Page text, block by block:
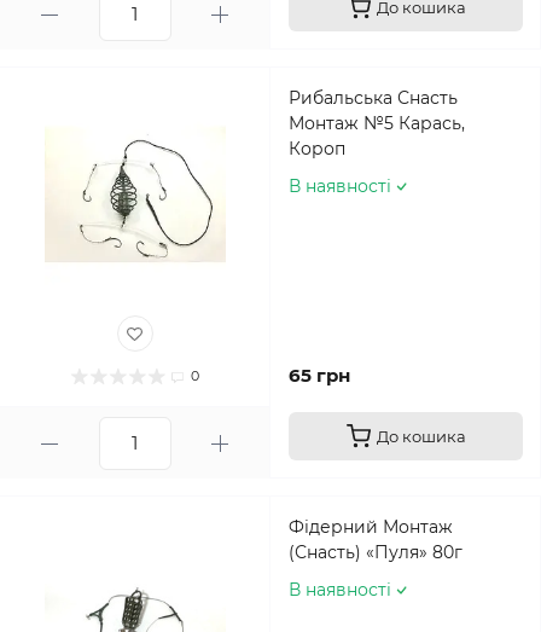
До кошика
0
Рибальська Снасть
Монтаж №5 Карась,
Короп
В наявності
65 грн
До кошика
Фідерний Монтаж
(Снасть) «Пуля» 80г
В наявності